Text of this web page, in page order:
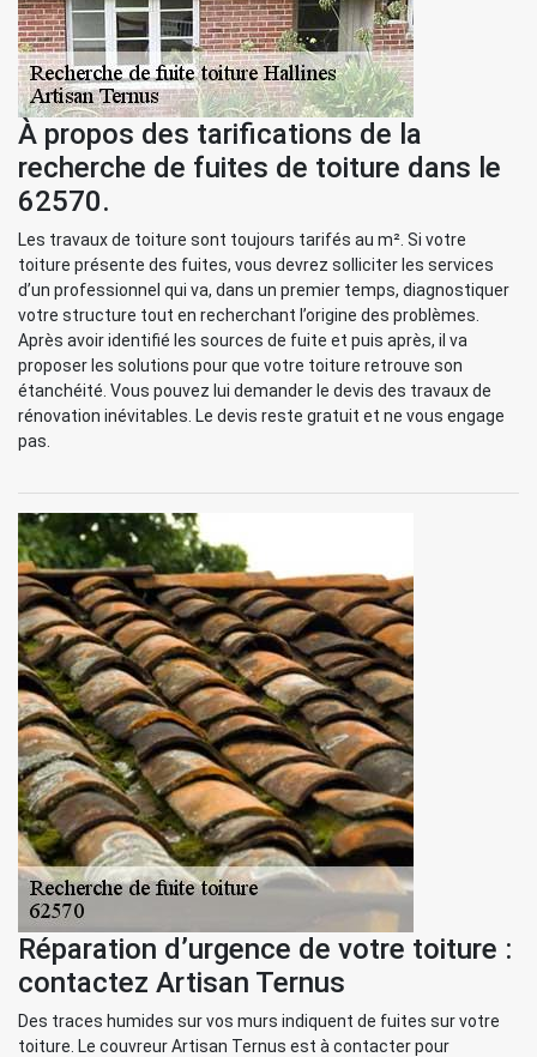
À propos des tarifications de la
recherche de fuites de toiture dans le
62570.
Les travaux de toiture sont toujours tarifés au m². Si votre
toiture présente des fuites, vous devrez solliciter les services
d’un professionnel qui va, dans un premier temps, diagnostiquer
votre structure tout en recherchant l’origine des problèmes.
Après avoir identifié les sources de fuite et puis après, il va
proposer les solutions pour que votre toiture retrouve son
étanchéité. Vous pouvez lui demander le devis des travaux de
rénovation inévitables. Le devis reste gratuit et ne vous engage
pas.
Réparation d’urgence de votre toiture :
contactez Artisan Ternus
Des traces humides sur vos murs indiquent de fuites sur votre
toiture. Le couvreur Artisan Ternus est à contacter pour